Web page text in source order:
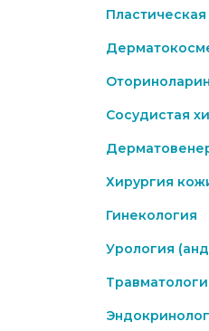
Сосудистая
Хирургия
Гинекология
Урология